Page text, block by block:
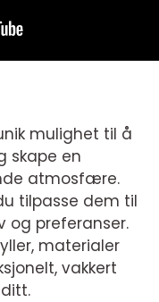
mulighet til å
skape en
atmosfære.
tilpasse dem til
og preferanser.
materialer
vakkert